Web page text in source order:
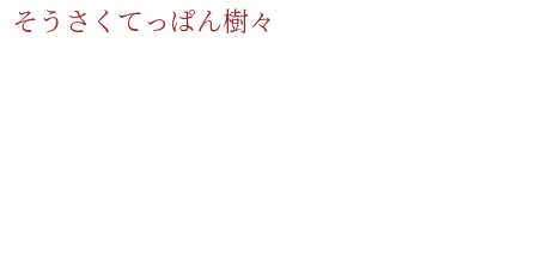
そうさくてっぱん樹々